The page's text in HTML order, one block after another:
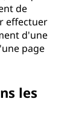
de
effectuer
d'une
page
les